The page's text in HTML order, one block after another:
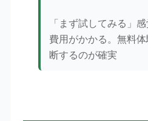
「まず試してみる」
費用がかかる。無料
断するのが確実